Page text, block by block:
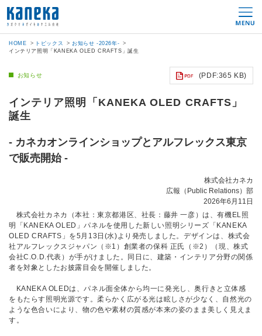
HOME トピックス
お知らせ -2026年-
インテリア照明「KANEKA OLED CRAFTS」誕生
お知らせ (PDF:365 KB)
インテリア照明「KANEKA OLED CRAFTS」
誕生
- カネカオンラインショップとアルフレックス東京
で販売開始 -
株式会社カネカ
広報（Public Relations）部
2026年6月11日
株式会社カネカ（本社：東京都港区、社長：藤井 一彦）は、有機EL照
明「KANEKA OLED」パネルを使用した新しい照明シリーズ「KANEKA
OLED CRAFTS」を5月13日(水)より発売しました。デザインは、株式会
社アルフレックスジャパン（※1）創業者の保科 正氏（※2）（現、株式
会社C.O.D.代表）が手がけました。同日に、建築・インテリア分野の関係
者を対象としたお披露目会を開催しました。
KANEKA OLEDは、パネル面全体から均一に発光し、奥行きと立体感
をもたらす照明光源です。柔らかく広がる光は眩しさが少なく、自然光の
ような色合いにより、物の色や素材の質感が本来の姿のまま美しく見えま
す。